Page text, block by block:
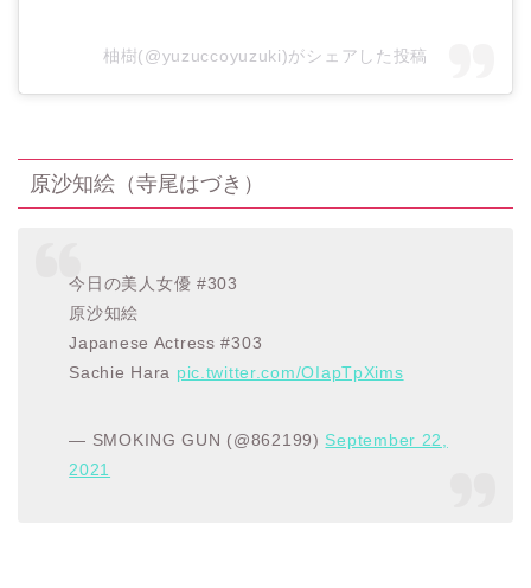
柚樹(@yuzuccoyuzuki)がシェアした投稿
原沙知絵（寺尾はづき）
今日の美人女優 #303
原沙知絵
Japanese Actress #303
Sachie Hara pic.twitter.com/OIapTpXims
— SMOKING GUN (@862199) September 22,
2021